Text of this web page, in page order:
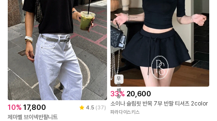
10% 17,800 4.5 (37)
제마벨 브이넥반팔니트
무
료
배
송
33% 20,600
소이나 슬림핏 반목 7부 반팔 티셔츠 2color
파라다이스키스